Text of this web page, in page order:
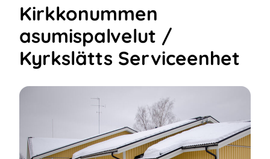
Kirkkonummen
asumispalvelut /
Kyrkslätts Serviceenhet